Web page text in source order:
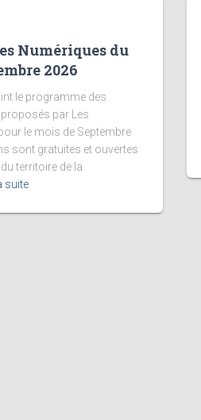
Numériques du
2026
le programme des
par Les
le mois de Septembre
sont gratuites et ouvertes
territoire de la
suite